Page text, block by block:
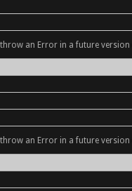
an Error in a future version
an Error in a future version